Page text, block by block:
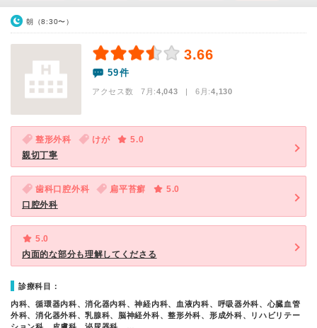
朝（8:30〜）
3.66
59件
アクセス数 7月:4,043 | 6月:4,130
整形外科 けが
5.0
親切丁寧
歯科口腔外科 扁平苔癬
5.0
口腔外科
5.0
内面的な部分も理解してくださる
診療科目：
内科、循環器内科、消化器内科、神経内科、血液内科、呼吸器外科、心臓血管
外科、消化器外科、乳腺科、脳神経外科、整形外科、形成外科、リハビリテー